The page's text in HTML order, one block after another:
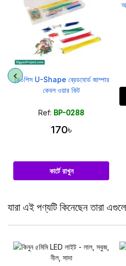
১৪০পিস U-Shape ব্রেডবোর্ড জাম্পার
কেবল ওয়ার কিট
Ref: BP-0288
170৳
কার্টে রাখুন
যারা এই পণ্যটি কিনেছেন তারা